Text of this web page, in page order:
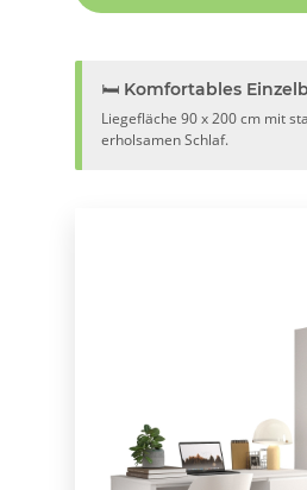
🛏️ Komfortables
Liegefläche 90 x 200 cm mit
erholsamen Schlaf.